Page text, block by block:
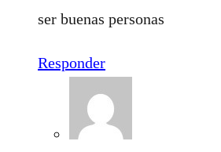
ser buenas personas
Responder